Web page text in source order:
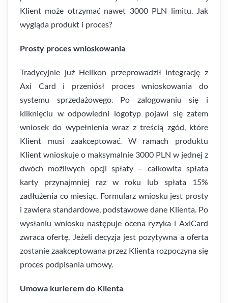
Klient może otrzymać nawet 3000 PLN limitu. Jak
wygląda produkt i proces?
Prosty proces wnioskowania
Tradycyjnie już Helikon przeprowadził integrację z
Axi Card i przeniósł proces wnioskowania do
systemu sprzedażowego. Po zalogowaniu się i
kliknięciu w odpowiedni logotyp pojawi się zatem
wniosek do wypełnienia wraz z treścią zgód, które
Klient musi zaakceptować. W ramach produktu
Klient wnioskuje o maksymalnie 3000 PLN w jednej z
dwóch możliwych opcji spłaty – całkowita spłata
karty przynajmniej raz w roku lub spłata 15%
zadłużenia co miesiąc. Formularz wniosku jest prosty
i zawiera standardowe, podstawowe dane Klienta. Po
wysłaniu wniosku następuje ocena ryzyka i AxiCard
zwraca ofertę. Jeżeli decyzja jest pozytywna a oferta
zostanie zaakceptowana przez Klienta rozpoczyna się
proces podpisania umowy.
Umowa kurierem do Klienta